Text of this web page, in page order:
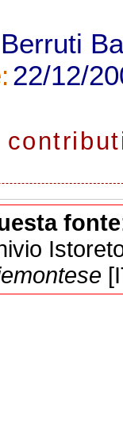
Berruti
22/12/
fonte